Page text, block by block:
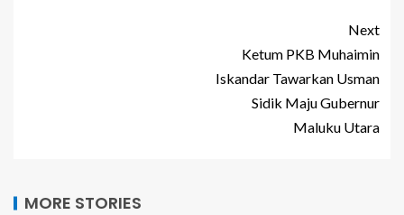
Next
Ketum PKB Muhaimin
Iskandar Tawarkan Usman
Sidik Maju Gubernur
Maluku Utara
MORE STORIES